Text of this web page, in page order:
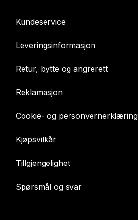
Kundeservice
Leveringsinformasjon
Retur, bytte og angrerett
Reklamasjon
Cookie- og personvernerklæring
Kjøpsvilkår
Tillgjengelighet
Spørsmål og svar